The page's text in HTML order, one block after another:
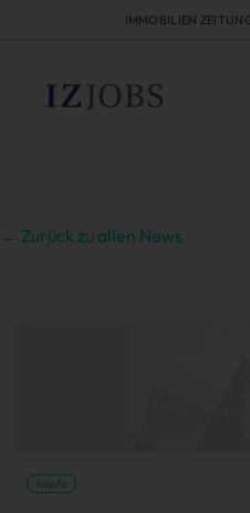
IMMOBILIEN
← Zurück zu allen News
Köpfe